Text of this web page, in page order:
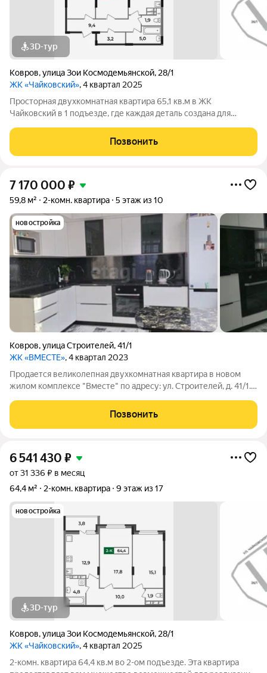
3D-тур
Ковров,улица Зои Космодемьянской, 28/1
ЖК «Чайковский», 4 квартал 2025
Просторная двухкомнатная квартира 65,1 кв.м в ЖК
Чайковский в 1 подъезде, где каждая деталь создана для
ванная комната площадью 5 кв.м , а туалет 1,9ниша под шкаф-
купе в прихожей: вы сможете
Позвонить
7 170 000 ₽
59,8 м² 2-комн. квартира 5 этаж из 10
новостройка
Ковров,улица Строителей,41/1
ЖК «ВМЕСТЕ», 4 квартал 2023
Продается великолепная двухкомнатная квартира в новом
жилом комплексе "Вместе" по адресу: ул. Строителей, д. 41/1.
сантиметр продуман до мелочей! В квартире вас ждет
функциональная планировка,
Позвонить
6 541 430 ₽
от 31 336 ₽ в месяц
64,4 м²
2-комн. квартира 9 этаж из 17
новостройка
3D-тур
Ковров,улица Зои Космодемьянской, 28/1
ЖК «Чайковский», 4 квартал 2025
2-комн. квартира 64,4 кв.м во 2-ом подъезде. Эта квартира